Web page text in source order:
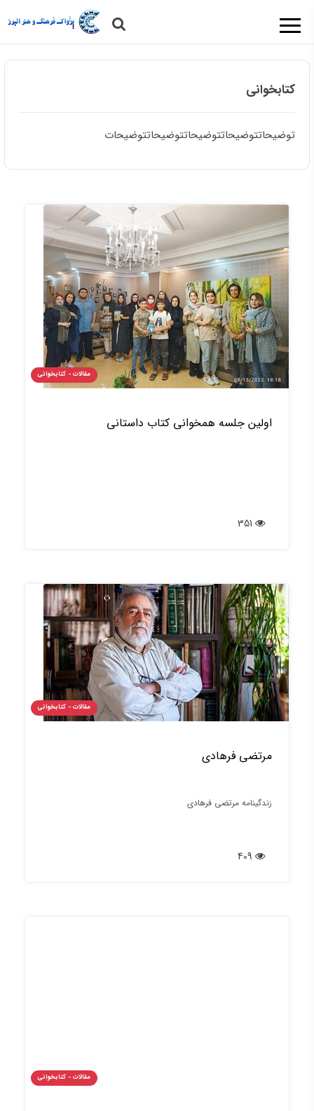
کتابخوانی
توضیحاتتوضیحاتتوضیحاتتوضیحاتتوضیحات
مقالات - کتابخوانی
اولین جلسه همخوانی کتاب داستانی
مقالات - کتابخوانی
مرتضی فرهادی
زندگینامه مرتضی فرهادی
مقالات - کتابخوانی